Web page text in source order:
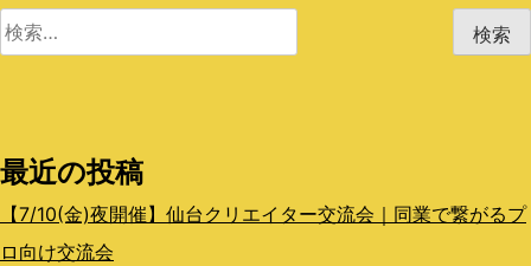
ゲ
ョ
ン
検
最近の投稿
【7/10(金)夜開催】仙台クリエイター交流会｜同業で繋がるプ
ロ向け交流会